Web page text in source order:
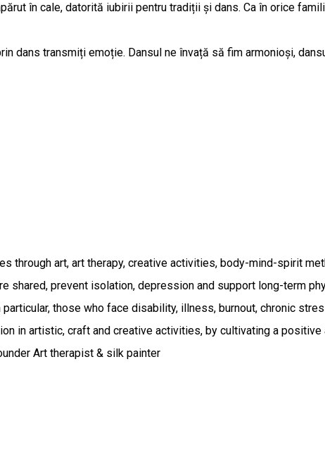
în cale, datorită iubirii pentru tradiții și dans. Ca în orice
dans transmiți emoție. Dansul ne învață să fim armonioși,
through art, art therapy, creative activities, body-mind-spirit
shared, prevent isolation, depression and support long-term
those who face disability, illness, burnout, chronic
in artistic, craft and creative activities, by cultivating a
Art therapist & silk painter